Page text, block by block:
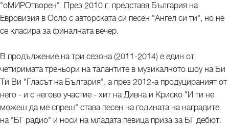
"оМИРОтворен". През 2010 г. представя България на
Евровизия в Осло с авторската си песен "Ангел си ти", но не
се класира за финалната вечер.
В продължение на три сезона (2011-2014) е един от
четиримата треньори на талантите в музикалното шоу на Би
Ти Ви "Гласът на България", а през 2012-а продуцираният от
него - и с негово участие - хит на Дивна и Криско "И ти не
можеш да ме спреш" става песен на годината на наградите
на "БГ радио" и носи на младата певица приза за БГ дебют.